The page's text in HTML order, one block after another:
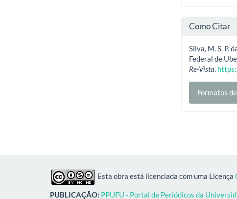
Como Citar
Silva, M. S. P.
Federal de
Re-Vista.
Formatos
Esta obra está licenciada com uma Licença
PUBLICAÇÃO: PPUFU - Portal de Periódicos da